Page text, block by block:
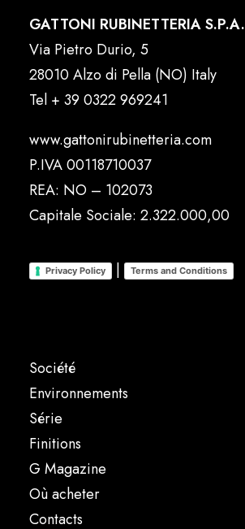
GATTONI RUBINETTERIA S.P.A.
Via Pietro Durio, 5
28010 Alzo di Pella (NO) Italy
Tel + 39 0322 969241
www.gattonirubinetteria.com
P.IVA 00118710037
REA: NO – 102073
Capitale Sociale: 2.322.000,00
Privacy Policy | Terms and Conditions
Société
Environnements
Série
Finitions
G Magazine
Où acheter
Contacts